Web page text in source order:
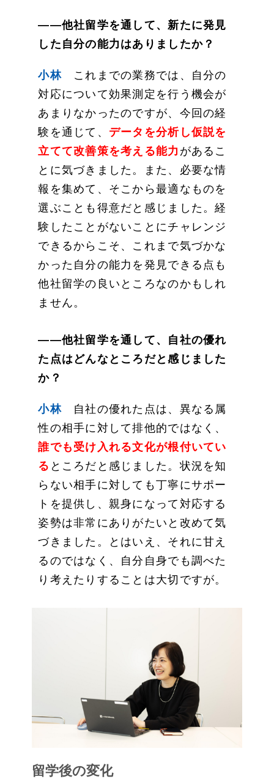
——他社留学を通して、新たに発見
した自分の能力はありましたか？
小林これまでの業務では、自分の
対応について効果測定を行う機会が
あまりなかったのですが、今回の経
験を通じて、 データを分析し仮説を
立てて改善策を考える能力 があるこ
とに気づきました。また、必要な情
報を集めて、そこから最適なものを
選ぶことも得意だと感じました。経
験したことがないことにチャレンジ
できるからこそ、これまで気づかな
かった自分の能力を発見できる点も
他社留学の良いところなのかもしれ
ません。
——他社留学を通して、自社の優れ
た点はどんなところだと感じました
か？
小林自社の優れた点は、異なる属
性の相手に対して排他的ではなく、
誰でも受け入れる文化が根付いてい
る ところだと感じました。状況を知
らない相手に対しても丁寧にサポー
トを提供し、親身になって対応する
姿勢は非常にありがたいと改めて気
づきました。とはいえ、それに甘え
るのではなく、自分自身でも調べた
り考えたりすることは大切ですが。
留学後の変化